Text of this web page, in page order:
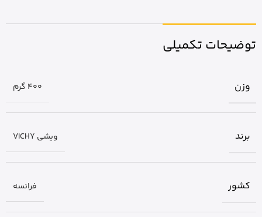
توضیحات تکمیلی
وزن 400 گرم
برند ویشی VICHY
کشور فرانسه